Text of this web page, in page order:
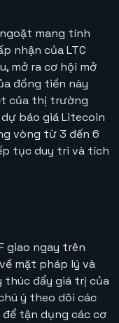
mang tính
nhận của LTC
mở ra cơ hội mở
đồng tiền này
của thị trường
báo giá Litecoin
vòng từ 3 đến 6
tục duy trì và tích
giao ngay trên
mặt pháp lý và
thúc đẩy giá trị của
ý theo dõi các
tận dụng các cơ